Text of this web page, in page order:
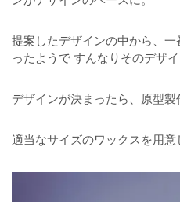
提案したデザインの中から、
ったようで すんなりそのデザ
デザインが決まったら、原型製
適当なサイズのワックスを用意